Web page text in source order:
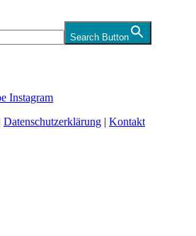
Search Button
Instagram
Datenschutzerklärung
Kontakt